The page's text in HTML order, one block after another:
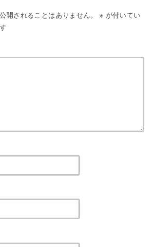
開されることはありません。 ※ が付いてい